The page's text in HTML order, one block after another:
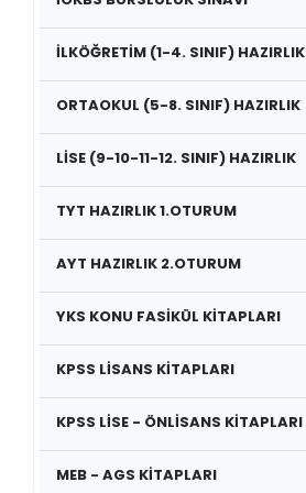
İLKÖĞRETİM (1-4. SINIF) HAZIRLIK
ORTAOKUL (5-8. SINIF) HAZIRLIK
LİSE (9-10-11-12. SINIF) HAZIRLIK
TYT HAZIRLIK 1.OTURUM
AYT HAZIRLIK 2.OTURUM
YKS KONU FASİKÜL KİTAPLARI
KPSS LİSANS KİTAPLARI
KPSS LİSE - ÖNLİSANS KİTAPLARI
MEB - AGS KİTAPLARI